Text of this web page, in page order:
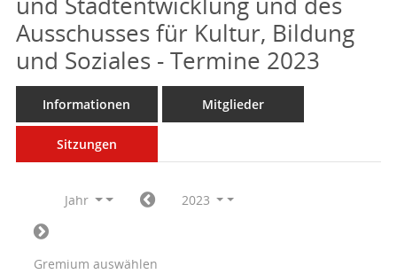
Ausschusses für Kultur, Bildung
und Soziales - Termine 2023
Informationen Mitglieder
Sitzungen
Jahr 2023
Gremium auswählen